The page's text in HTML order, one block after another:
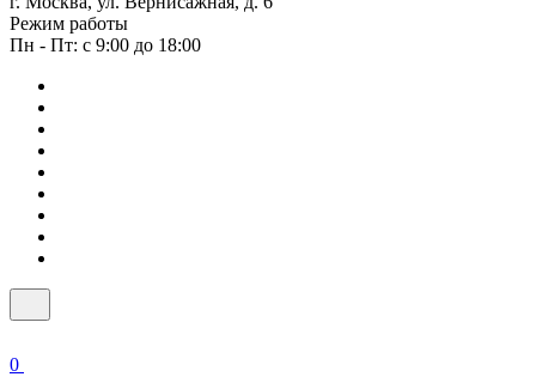
Режим работы
Пн - Пт: с 9:00 до 18:00
0